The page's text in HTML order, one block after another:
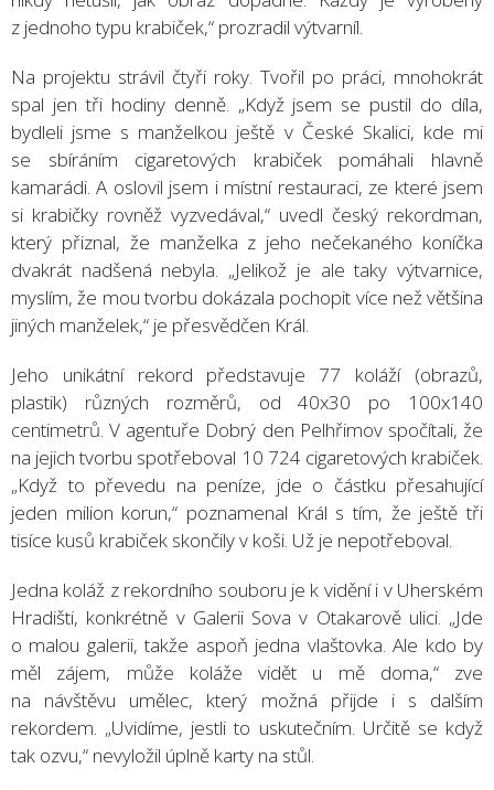
z jednoho typu krabiček,“ prozradil výtvarníl.
Na projektu strávil čtyři roky. Tvořil po práci, mnohokrát
spal jen tři hodiny denně. „Když jsem se pustil do díla,
bydleli jsme s manželkou ještě v České Skalici, kde mi
se sbíráním cigaretových krabiček pomáhali hlavně
kamarádi. A oslovil jsem i místní restauraci, ze které jsem
si krabičky rovněž vyzvedával,“ uvedl český rekordman,
který přiznal, že manželka z jeho nečekaného koníčka
dvakrát nadšená nebyla. „Jelikož je ale taky výtvarnice,
myslím, že mou tvorbu dokázala pochopit více než většina
jiných manželek,“ je přesvědčen Král.
Jeho unikátní rekord představuje 77 koláží (obrazů,
plastik) různých rozměrů, od 40x30 po 100x140
centimetrů. V agentuře Dobrý den Pelhřimov spočítali, že
na jejich tvorbu spotřeboval 10 724 cigaretových krabiček.
„Když to převedu na peníze, jde o částku přesahující
jeden milion korun,“ poznamenal Král s tím, že ještě tři
tisíce kusů krabiček skončily v koši. Už je nepotřeboval.
Jedna koláž z rekordního souboru je k vidění i v Uherském
Hradišti, konkrétně v Galerii Sova v Otakarově ulici. „Jde
o malou galerii, takže aspoň jedna vlaštovka. Ale kdo by
měl zájem, může koláže vidět u mě doma,“ zve
na návštěvu umělec, který možná přijde i s dalším
rekordem. „Uvidíme, jestli to uskutečním. Určitě se když
tak ozvu,“ nevyložil úplně karty na stůl.